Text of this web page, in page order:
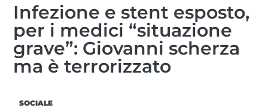
Infezione e stent esposto,
per i medici “situazione
grave”: Giovanni scherza
ma è terrorizzato
SOCIALE